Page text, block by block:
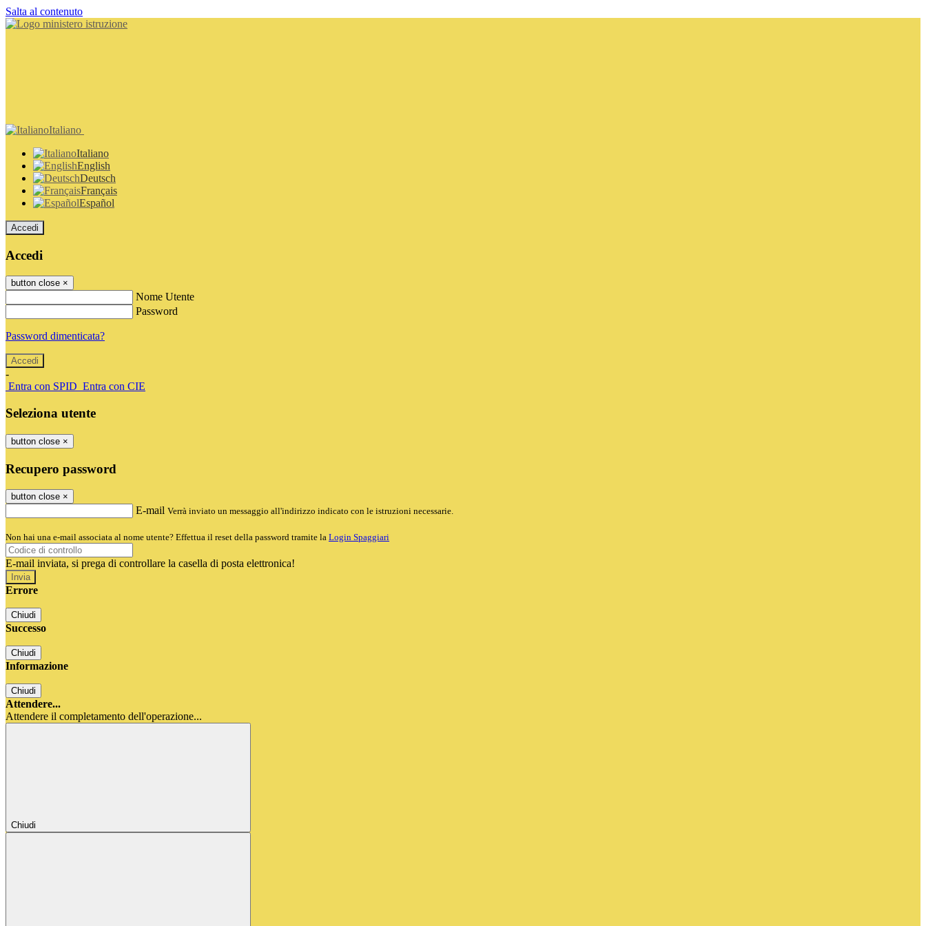
Salta al contenuto
Italiano
Italiano
English
Deutsch
Français
Español
Accedi
Accedi
button close ×
Nome Utente
Password
Password dimenticata?
-
Entra con SPID Entra con CIE
Seleziona utente
button close ×
Recupero password
button close ×
E-mail Verrà inviato un messaggio all'indirizzo indicato con le istruzioni necessarie.
Non hai una e-mail associata al nome utente? Effettua il reset della password tramite la Login Spaggiari
E-mail inviata, si prega di controllare la casella di posta elettronica!
Errore
Chiudi
Successo
Chiudi
Informazione
Chiudi
Attendere...
Attendere il completamento dell'operazione...
Chiudi